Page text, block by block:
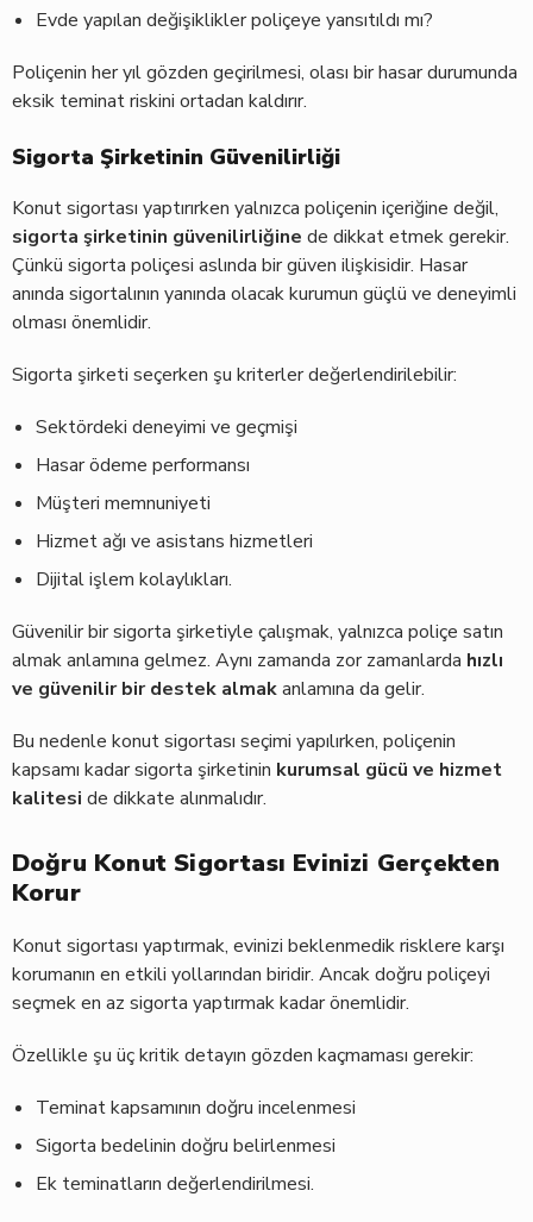
Evde yapılan değişiklikler poliçeye yansıtıldı mı?
Poliçenin her yıl gözden geçirilmesi, olası bir hasar durumunda
eksik teminat riskini ortadan kaldırır.
Sigorta Şirketinin Güvenilirliği
Konut sigortası yaptırırken yalnızca poliçenin içeriğine değil,
sigorta şirketinin güvenilirliğine de dikkat etmek gerekir.
Çünkü sigorta poliçesi aslında bir güven ilişkisidir. Hasar
anında sigortalının yanında olacak kurumun güçlü ve deneyimli
olması önemlidir.
Sigorta şirketi seçerken şu kriterler değerlendirilebilir:
Sektördeki deneyimi ve geçmişi
Hasar ödeme performansı
Müşteri memnuniyeti
Hizmet ağı ve asistans hizmetleri
Dijital işlem kolaylıkları.
Güvenilir bir sigorta şirketiyle çalışmak, yalnızca poliçe satın
almak anlamına gelmez. Aynı zamanda zor zamanlarda hızlı
ve güvenilir bir destek almakanlamına da gelir.
Bu nedenle konut sigortası seçimi yapılırken, poliçenin
kapsamı kadar sigorta şirketinin kurumsal gücü ve hizmet
kalitesi de dikkate alınmalıdır.
Doğru Konut Sigortası Evinizi Gerçekten
Korur
Konut sigortası yaptırmak, evinizi beklenmedik risklere karşı
korumanın en etkili yollarından biridir. Ancak doğru poliçeyi
seçmek en az sigorta yaptırmak kadar önemlidir.
Özellikle şu üç kritik detayın gözden kaçmaması gerekir:
Teminat kapsamının doğru incelenmesi
Sigorta bedelinin doğru belirlenmesi
Ek teminatların değerlendirilmesi.